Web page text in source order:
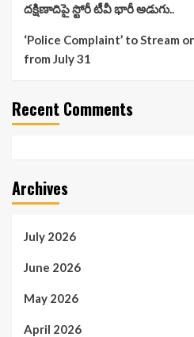
దక్షిణాదిపై స్టోరీ టీవీ భారీ అడుగు..
‘Police Complaint’ to Stream
from July 31
Recent Comments
Archives
July 2026
June 2026
May 2026
April 2026